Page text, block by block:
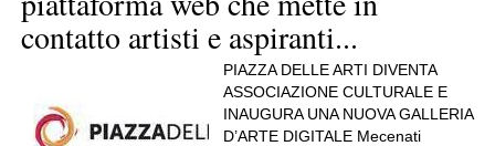
contatto artisti e aspiranti...
PIAZZA DELLE ARTI DIVENTA
ASSOCIAZIONE CULTURALE E
INAUGURA UNA NUOVA GALLERIA
D’ARTE DIGITALE Mecenati